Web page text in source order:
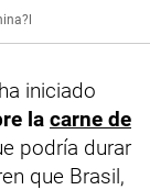
iniciado
la carne de
podría durar
que Brasil,